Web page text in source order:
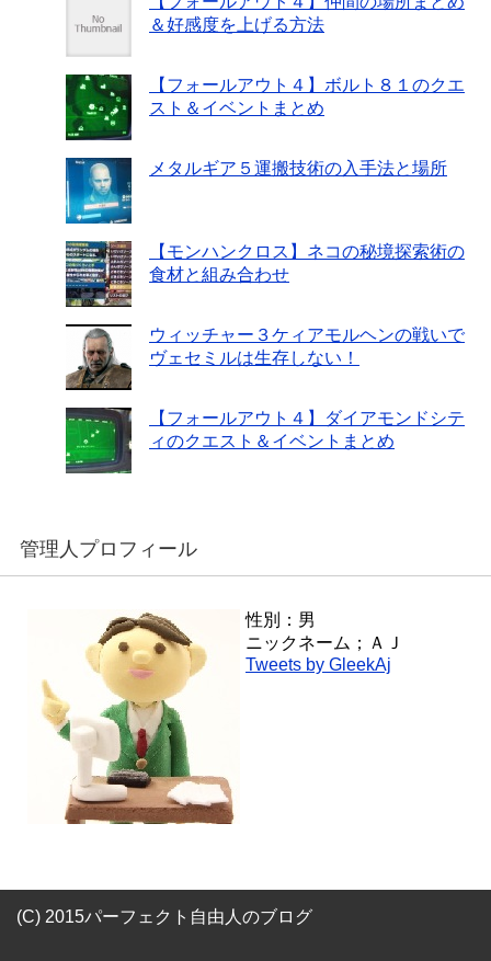
＆好感度を上げる方法
【フォールアウト４】ボルト８１のクエ
スト＆イベントまとめ
メタルギア５運搬技術の入手法と場所
【モンハンクロス】ネコの秘境探索術の
食材と組み合わせ
ウィッチャー３ケィアモルヘンの戦いで
ヴェセミルは生存しない！
【フォールアウト４】ダイアモンドシテ
ィのクエスト＆イベントまとめ
管理人プロフィール
性別：男
ニックネーム；ＡＪ
Tweets by GleekAj
(C) 2015パーフェクト自由人のブログ